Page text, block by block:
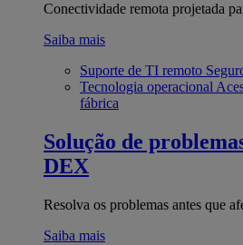
Conectividade remota projetada
Saiba mais
Suporte de TI remoto
Tecnologia operacional
fábrica
Solução de
DEX
Resolva os problemas antes que
Saiba mais